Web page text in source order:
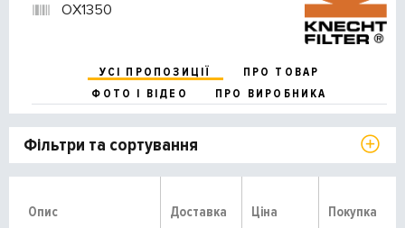
OX1350
УСІ ПРОПОЗИЦІЇ
ПРО ТОВАР
ФОТО І ВІДЕО
ПРО ВИРОБНИКА
Фільтри та сортування
Опис Доставка Ціна Покупка